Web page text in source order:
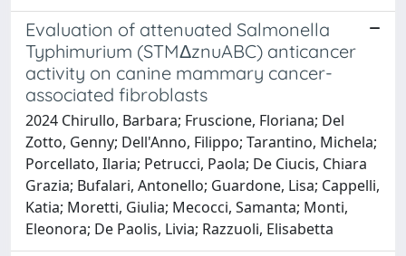
Evaluation of attenuated Salmonella
Typhimurium (STMΔznuABC) anticancer
activity on canine mammary cancer-
associated fibroblasts
2024 Chirullo, Barbara; Fruscione, Floriana; Del
Zotto, Genny; Dell'Anno, Filippo; Tarantino, Michela;
Porcellato, Ilaria; Petrucci, Paola; De Ciucis, Chiara
Grazia; Bufalari, Antonello; Guardone, Lisa; Cappelli,
Katia; Moretti, Giulia; Mecocci, Samanta; Monti,
Eleonora; De Paolis, Livia; Razzuoli, Elisabetta